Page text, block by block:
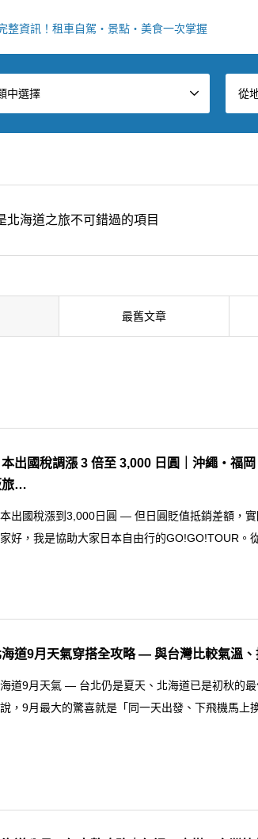
整資訊！租車自駕・景點・美食一次掌握
中選擇 從
北海道之旅不可錯過的項目
最舊文章
本出國稅調漲 3 倍至 3,000 日圓｜沖繩・福
旅…
本出國稅漲到3,000日圓 — 但日圓貶值抵銷差額，
好，我是協助大家日本自由行的GO!GO!TOUR。
海道9月天氣穿搭全攻略 — 與台灣比較氣溫
道9月天氣 — 台北仍是夏天、北海道已是初秋的
，9月最大的驚喜就是「同一天出發、下飛機馬上